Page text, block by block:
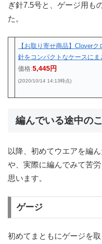
ぎ針7.5号と、ゲージ用も
た。
【お取り寄せ商品】Clover
針をコンパクトなケースにま
価格:5,445円
(2020/10/14 14:13時点)
編んでいる途中の
以降、初めてウエアを編
や、実際に編んでみて苦
思います。
ゲージ
初めてまともにゲージを